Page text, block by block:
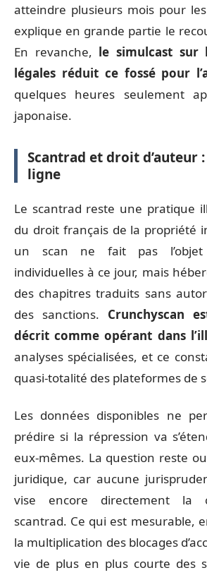
atteindre plusieurs mois pour
explique en grande partie le
En revanche, le simulcast sur
légales réduit ce fossé pour
quelques heures seulement
japonaise.
Scantrad et droit d’auteur
ligne
Le scantrad reste une pratique
du droit français de la propriété
un scan ne fait pas l’objet
individuelles à ce jour, mais
des chapitres traduits sans
des sanctions. Crunchyscan
décrit comme opérant dans
analyses spécialisées, et ce
quasi-totalité des plateformes de
Les données disponibles ne
prédire si la répression va
eux-mêmes. La question reste
juridique, car aucune
vise encore directement la
scantrad. Ce qui est mesurable,
la multiplication des blocages
vie de plus en plus courte des